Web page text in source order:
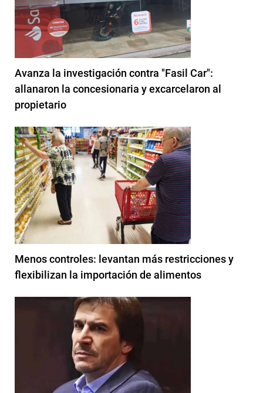
Avanza la investigación contra "Fasil Car":
allanaron la concesionaria y excarcelaron al
propietario
Menos controles: levantan más restricciones y
flexibilizan la importación de alimentos